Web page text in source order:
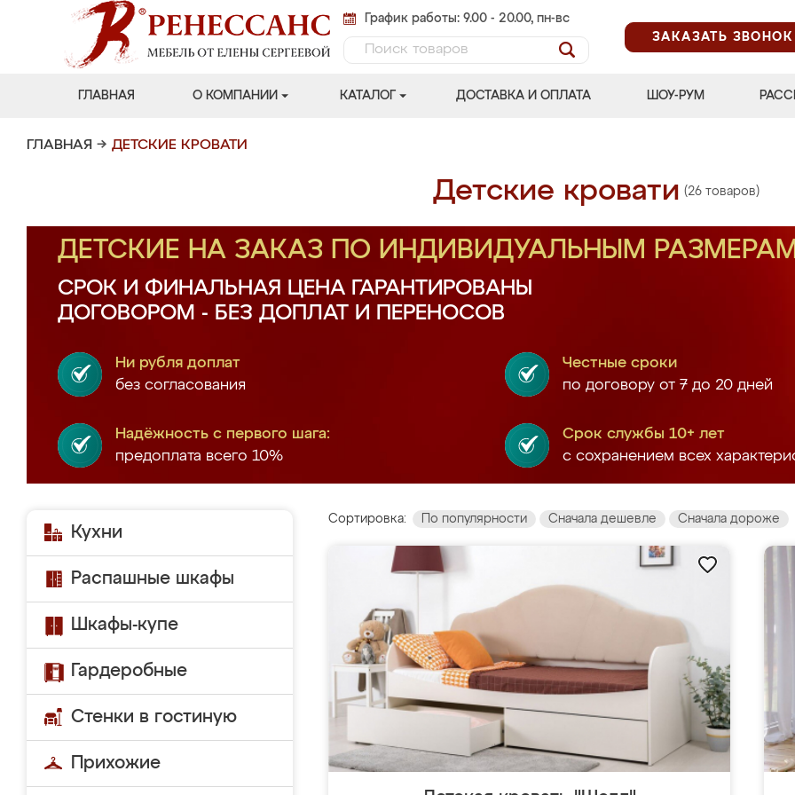
График работы: 9.00 - 20.00, пн-вс
ЗАКАЗАТЬ ЗВОНОК
ГЛАВНАЯ О КОМПАНИИ КАТАЛОГ ДОСТАВКА И ОПЛАТА ШОУ-РУМ
ГЛАВНАЯ → ДЕТСКИЕ КРОВАТИ
Детские кровати (26 товаров)
ДЕТСКИЕ НА ЗАКАЗ ПО ИНДИВИДУАЛЬНЫМ
СРОК И ФИНАЛЬНАЯ ЦЕНА ГАРАНТИРОВАНЫ
ДОГОВОРОМ - БЕЗ ДОПЛАТ И ПЕРЕНОСОВ
Ни рубля доплат
без согласования
Честные сроки
по договору от 7 до 20 дней
Надёжность с первого шага:
предоплата всего 10%
Срок службы 10+ лет
с сохранением всех
Кухни
Распашные шкафы
Шкафы-купе
Гардеробные
Стенки в гостиную
Прихожие
Сортировка: По популярности Сначала дешевле Сначала дороже